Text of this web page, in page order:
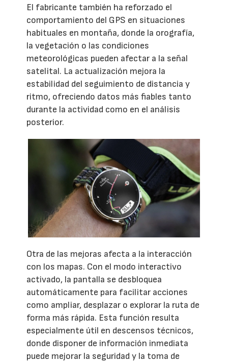
El fabricante también ha reforzado el
comportamiento del GPS en situaciones
habituales en montaña, donde la orografía,
la vegetación o las condiciones
meteorológicas pueden afectar a la señal
satelital. La actualización mejora la
estabilidad del seguimiento de distancia y
ritmo, ofreciendo datos más fiables tanto
durante la actividad como en el análisis
posterior.
Otra de las mejoras afecta a la interacción
con los mapas. Con el modo interactivo
activado, la pantalla se desbloquea
automáticamente para facilitar acciones
como ampliar, desplazar o explorar la ruta de
forma más rápida. Esta función resulta
especialmente útil en descensos técnicos,
donde disponer de información inmediata
puede mejorar la seguridad y la toma de